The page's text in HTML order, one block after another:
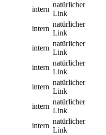
intern
natürlicher
Link
intern
natürlicher
Link
intern
natürlicher
Link
intern
natürlicher
Link
intern
natürlicher
Link
intern
natürlicher
Link
intern
natürlicher
Link